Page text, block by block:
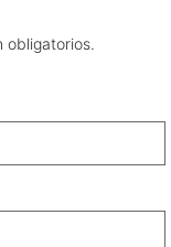
obligatorios.